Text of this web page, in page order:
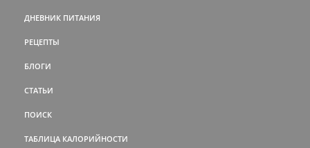
ДНЕВНИК ПИТАНИЯ
РЕЦЕПТЫ
БЛОГИ
СТАТЬИ
ПОИСК
ТАБЛИЦА КАЛОРИЙНОСТИ